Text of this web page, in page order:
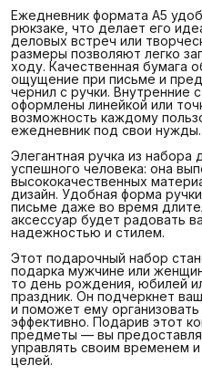
Ежедневник формата А5
рюкзаке, что делает его
деловых встреч или
размеры позволяют легко
ходу. Качественная бумага
ощущение при письме и
чернил с ручки. Внутренние
оформлены линейкой или
возможность каждому
ежедневник под свои нужды.
Элегантная ручка из набора
успешного человека: она
высококачественных
дизайн. Удобная форма
письме даже во время
аксессуар будет радовать
надежностью и стилем.
Этот подарочный набор
подарка мужчине или
то день рождения, юбилей
праздник. Он подчеркнет
и поможет ему
эффективно. Подарив этот
предметы — вы
управлять своим временем
целей.